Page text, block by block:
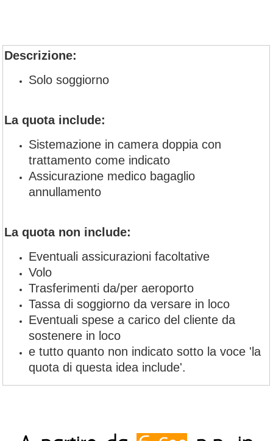
Descrizione:
Solo soggiorno
La quota include:
Sistemazione in camera doppia con
trattamento come indicato
Assicurazione medico bagaglio
annullamento
La quota non include:
Eventuali assicurazioni facoltative
Volo
Trasferimenti da/per aeroporto
Tassa di soggiorno da versare in loco
Eventuali spese a carico del cliente da
sostenere in loco
e tutto quanto non indicato sotto la voce 'la
quota di questa idea include'.